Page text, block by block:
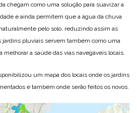
chegam como uma solução para suavizar a
e ainda permitem que a água da chuva
pelo solo, reduzindo assim as
jardins pluviais servem também como uma
melhorar a saúde das vias navegáveis ​​locais.
um mapa dos locais onde os jardins
e também onde serão feitos os novos.